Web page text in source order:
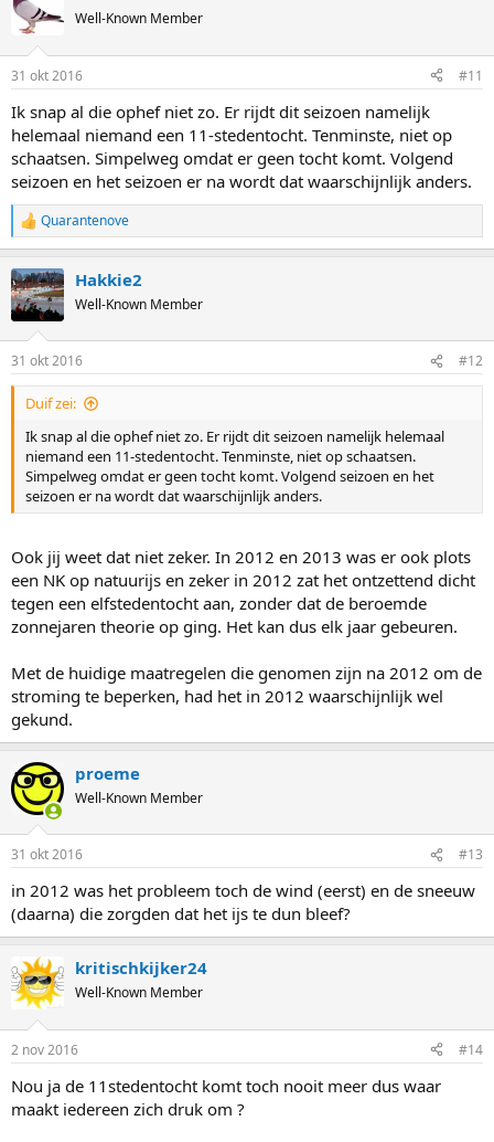
Well-Known Member
31 okt 2016 #11
Ik snap al die ophef niet zo. Er rijdt dit seizoen namelijk
helemaal niemand een 11-stedentocht. Tenminste, niet op
schaatsen. Simpelweg omdat er geen tocht komt. Volgend
seizoen en het seizoen er na wordt dat waarschijnlijk anders.
R
e
c
t
i
s
:
Quarantenove
Hakkie2
Well-Known Member
31 okt 2016 #12
Duif zei:
Ik snap al die ophef niet zo. Er rijdt dit seizoen namelijk helemaal
niemand een 11-stedentocht. Tenminste, niet op schaatsen.
Simpelweg omdat er geen tocht komt. Volgend seizoen en het
seizoen er na wordt dat waarschijnlijk anders.
Ook jij weet dat niet zeker. In 2012 en 2013 was er ook plots
een NK op natuurijs en zeker in 2012 zat het ontzettend dicht
tegen een elfstedentocht aan, zonder dat de beroemde
zonnejaren theorie op ging. Het kan dus elk jaar gebeuren.
Met de huidige maatregelen die genomen zijn na 2012 om de
stroming te beperken, had het in 2012 waarschijnlijk wel
gekund.
proeme
Well-Known Member
31 okt 2016 #13
in 2012 was het probleem toch de wind (eerst) en de sneeuw
(daarna) die zorgden dat het ijs te dun bleef?
kritischkijker24
Well-Known Member
2 nov 2016 #14
Nou ja de 11stedentocht komt toch nooit meer dus waar
maakt iedereen zich druk om ?